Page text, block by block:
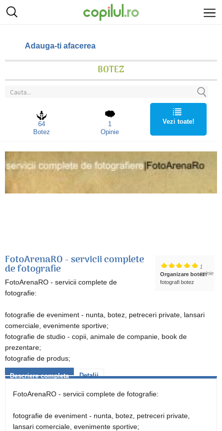
Adauga-ti afacerea
BOTEZ
64
Botez
1
Opinie
Vezi toate!
1
opinie
Organizare botez:
fotografi botez
FotoArenaRO - servicii complete
de fotografie
FotoArenaRO - servicii complete de
fotografie:
fotografie de eveniment - nunta, botez, petreceri private, lansari
comerciale, evenimente sportive;
fotografie de studio - copii, animale de companie, book de
prezentare;
fotografie de produs;
Descriere completa Detalii
FotoArenaRO - servicii complete de fotografie:
fotografie de eveniment - nunta, botez, petreceri private,
lansari comerciale, evenimente sportive;